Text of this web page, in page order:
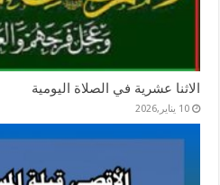
الاثنا عشرية في الصلاة اليومية
10 يناير,2026